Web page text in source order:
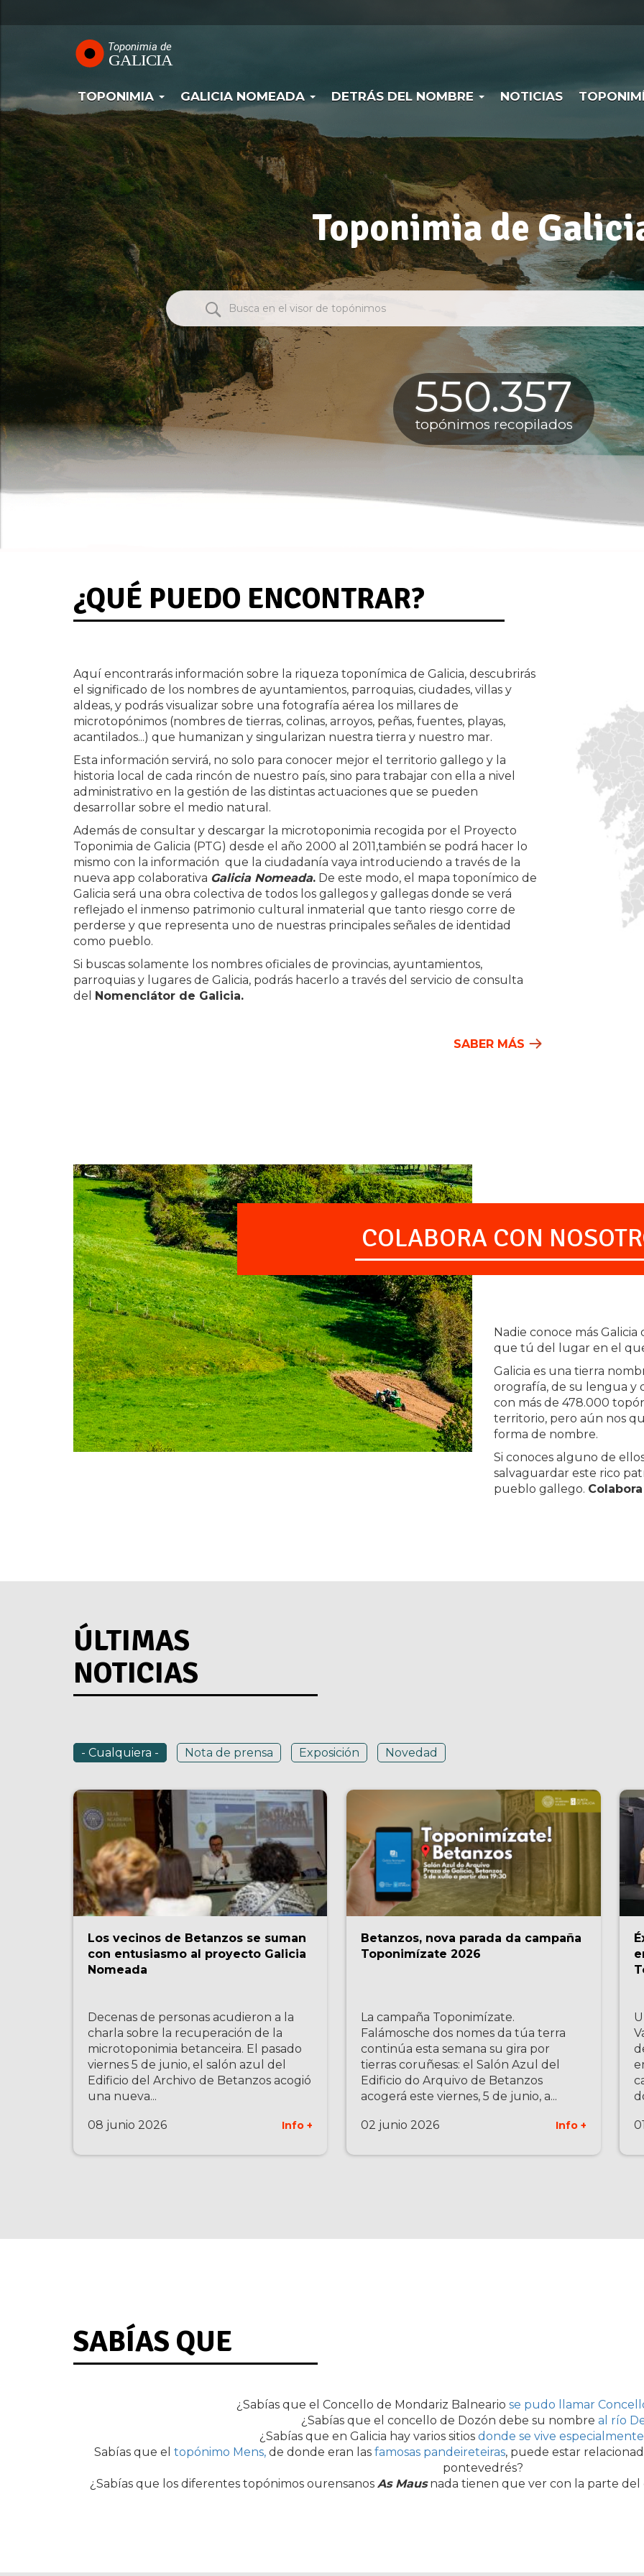
al
principal
TOPONIMIA GALICIA NOMEADA DETRÁS DEL NOMBRE NOTICIAS
Toponimia de
550.357
topónimos recopilados
¿QUÉ PUEDO ENCONTRAR?
Aquí encontrarás información sobre la riqueza toponímica de Galicia, descubrirás
el significado de los nombres de ayuntamientos, parroquias, ciudades, villas y
aldeas, y podrás visualizar sobre una fotografía aérea los millares de
microtopónimos (nombres de tierras, colinas, arroyos, peñas, fuentes, playas,
acantilados...) que humanizan y singularizan nuestra tierra y nuestro mar.
Esta información servirá, no solo para conocer mejor el territorio gallego y la
historia local de cada rincón de nuestro país, sino para trabajar con ella a nivel
administrativo en la gestión de las distintas actuaciones que se pueden
desarrollar sobre el medio natural.
Además de consultar y descargar la microtoponimia recogida por el Proyecto
Toponimia de Galicia (PTG) desde el año 2000 al 2011,también se podrá hacer lo
mismo con la información que la ciudadanía vaya introduciendo a través de la
nueva app colaborativa Galicia Nomeada. De este modo, el mapa toponímico de
Galicia será una obra colectiva de todos los gallegos y gallegas donde se verá
reflejado el inmenso patrimonio cultural inmaterial que tanto riesgo corre de
perderse y que representa uno de nuestras principales señales de identidad
como pueblo.
Si buscas solamente los nombres oficiales de provincias, ayuntamientos,
parroquias y lugares de Galicia, podrás hacerlo a través del servicio de consulta
del Nomenclátor de Galicia.
SABER MÁS
COLABORA CON
Nadie conoce más
que tú del lugar en el
Galicia es una tierra
orografía, de su lengua y
con más de 478.000
territorio, pero aún nos
forma de nombre.
Si conoces alguno de
salvaguardar este rico
pueblo gallego.
ÚLTIMAS
NOTICIAS
- Cualquiera - Nota de prensa Exposición Novedad
Los vecinos de Betanzos se suman
con entusiasmo al proyecto Galicia
Nomeada
Decenas de personas acudieron a la
charla sobre la recuperación de la
microtoponimia betanceira. El pasado
viernes 5 de junio, el salón azul del
Edificio del Archivo de Betanzos acogió
una nueva...
08 junio 2026 Info +
Betanzos, nova parada da campaña
Toponimízate 2026
La campaña Toponimízate.
Falámosche dos nomes da túa terra
continúa esta semana su gira por
tierras coruñesas: el Salón Azul del
Edificio do Arquivo de Betanzos
acogerá este viernes, 5 de junio, a...
02 junio 2026 Info +
SABÍAS QUE
¿Sabías que el Concello de Mondariz Balneario se pudo llamar
¿Sabías que el concello de Dozón debe su nombre al río
¿Sabías que en Galicia hay varios sitios donde se vive
Sabías que el topónimo Mens,de donde eran las famosas pandeireteiras, puede estar
pontevedrés?
¿Sabías que los diferentes topónimos ourensanos As Mausnada tienen que ver con la parte